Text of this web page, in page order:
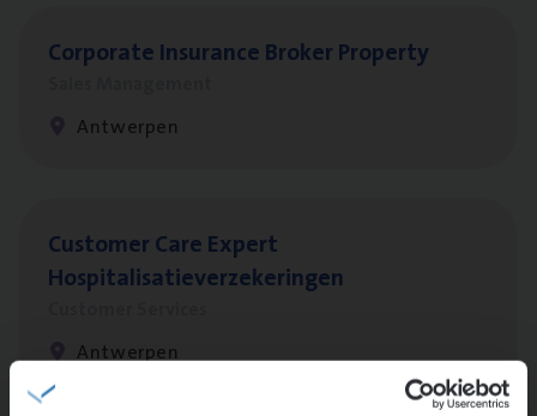
Cor­po­ra­te Insu­ran­ce Bro­ker Property
Antwerpen
Cus­to­mer Care Expert
Hospitalisatieverzekeringen
Antwerpen